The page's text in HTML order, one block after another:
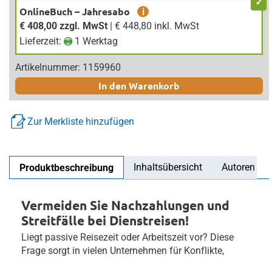
OnlineBuch – Jahresabo
i
€ 408,00 zzgl. MwSt
| € 448,80 inkl. MwSt
Lieferzeit:
1 Werktag
Artikelnummer: 1159960
In den Warenkorb
Zur Merkliste hinzufügen
Produktbeschreibung Inhaltsübersicht Autoren
Vermeiden Sie Nachzahlungen und
Streitfälle bei Dienstreisen!
Liegt passive Reisezeit oder Arbeitszeit vor? Diese
Frage sorgt in vielen Unternehmen für Konflikte,